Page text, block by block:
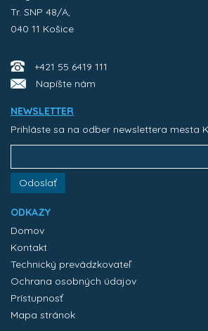
Tr. SNP 48/A,
040 11 Košice
+421 55 6419 111
Napíšte nám
NEWSLETTER
Prihláste sa na odber newslettera mesta
Odoslať
ODKAZY
Domov
Kontakt
Technický prevádzkovateľ
Ochrana osobných údajov
Prístupnosť
Mapa stránok